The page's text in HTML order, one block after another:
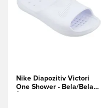
Nike Diapozitiv Victori
One Shower - Bela/Bela